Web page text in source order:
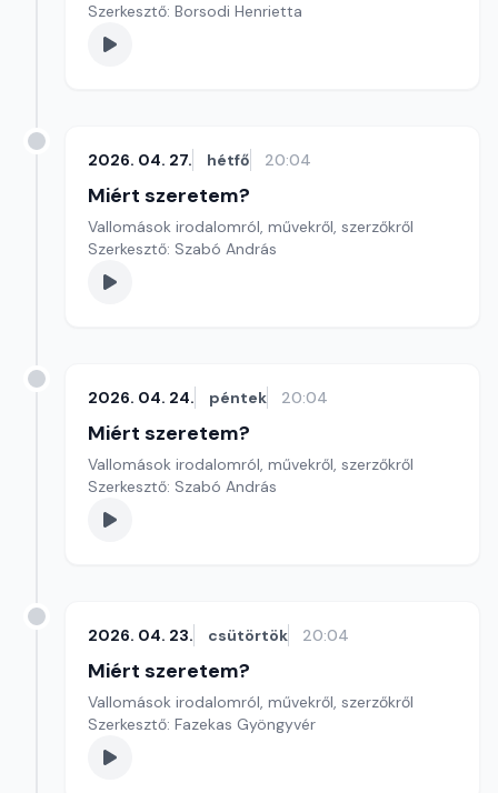
Szerkesztő: Borsodi Henrietta
2026. 04. 27. hétfő 20:04
Miért szeretem?
Vallomások irodalomról, művekről, szerzőkről
Szerkesztő: Szabó András
2026. 04. 24. péntek 20:04
Miért szeretem?
Vallomások irodalomról, művekről, szerzőkről
Szerkesztő: Szabó András
2026. 04. 23. csütörtök 20:04
Miért szeretem?
Vallomások irodalomról, művekről, szerzőkről
Szerkesztő: Fazekas Gyöngyvér